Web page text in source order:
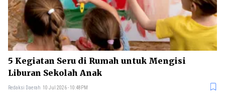
5 Kegiatan Seru di Rumah untuk Mengisi
Liburan Sekolah Anak
Redaksi Daerah 10 Jul 2026 - 10:48PM